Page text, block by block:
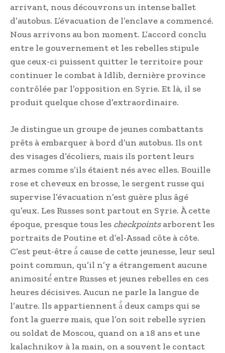
arrivant, nous découvrons un intense ballet
d’autobus. L’évacuation de l’enclave a commencé.
Nous arrivons au bon moment. L’accord conclu
entre le gouvernement et les rebelles stipule
que ceux-ci puissent quitter le territoire pour
continuer le combat à Idlib, dernière province
contrôlée par l’opposition en Syrie. Et là, il se
produit quelque chose d’extraordinaire.
Je distingue un groupe de jeunes combattants
prêts à embarquer à bord d’un autobus. Ils ont
des visages d’écoliers, mais ils portent leurs
armes comme s’ils étaient nés avec elles. Bouille
rose et cheveux en brosse, le sergent russe qui
supervise l’évacuation n’est guère plus âgé
qu’eux. Les Russes sont partout en Syrie. À cette
époque, presque tous les checkpointsarborent les
portraits de Poutine et d’el-Assad côte à côte.
C’est peut-être à̀ cause de cette jeunesse, leur seul
point commun, qu’il n’y a étrangement aucune
animosité́ entre Russes et jeunes rebelles en ces
heures décisives. Aucun ne parle la langue de
l’autre. Ils appartiennent à̀ deux camps qui se
font la guerre mais, que l’on soit rebelle syrien
ou soldat de Moscou, quand on a 18 ans et une
kalachnikov à la main, on a souvent le contact